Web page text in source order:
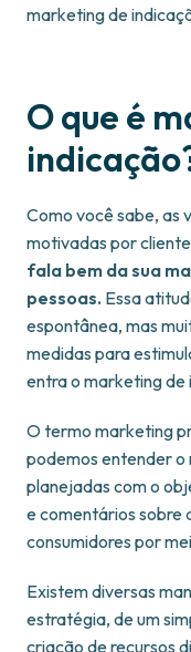
marketing de
O que é
Como você sabe, as
motivadas por
fala bem da sua
pessoas. Essa
espontânea, mas
medidas para
entra o marketing de
O termo marketing
podemos entender o
planejadas com o
e comentários sobre
consumidores por
Existem diversas
estratégia, de um
criação de recursos